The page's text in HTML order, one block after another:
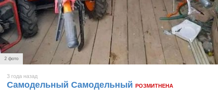
2 фото
3 года назад
Самодельный Самодельный РОЗМИТНЕНА